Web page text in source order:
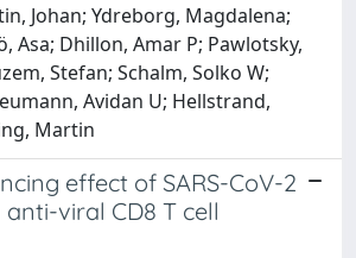
Johan; Ydreborg, Magdalena;
Asa; Dhillon, Amar P; Pawlotsky,
Stefan; Schalm, Solko W;
Avidan U; Hellstrand,
Martin
effect of SARS-CoV-2
viral CD8 T cell